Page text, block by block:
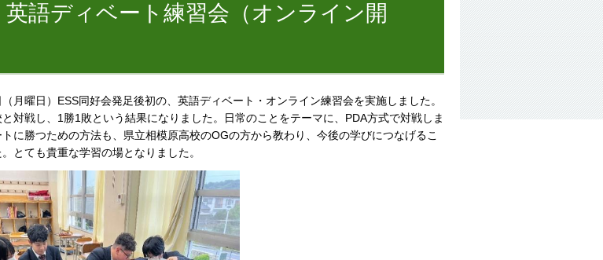
語ディベート練習会（オンライン開
月曜日）ESS同好会発足後初の、英語ディベート・オンライン練習会を実施しました。
対戦し、1勝1敗という結果になりました。日常のことをテーマに、PDA方式で対戦しま
トに勝つための方法も、県立相模原高校のOGの方から教わり、今後の学びにつなげるこ
とても貴重な学習の場となりました。